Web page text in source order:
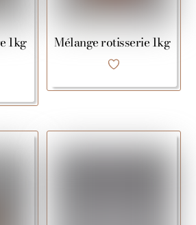
1kg
Mélange rotisserie 1kg